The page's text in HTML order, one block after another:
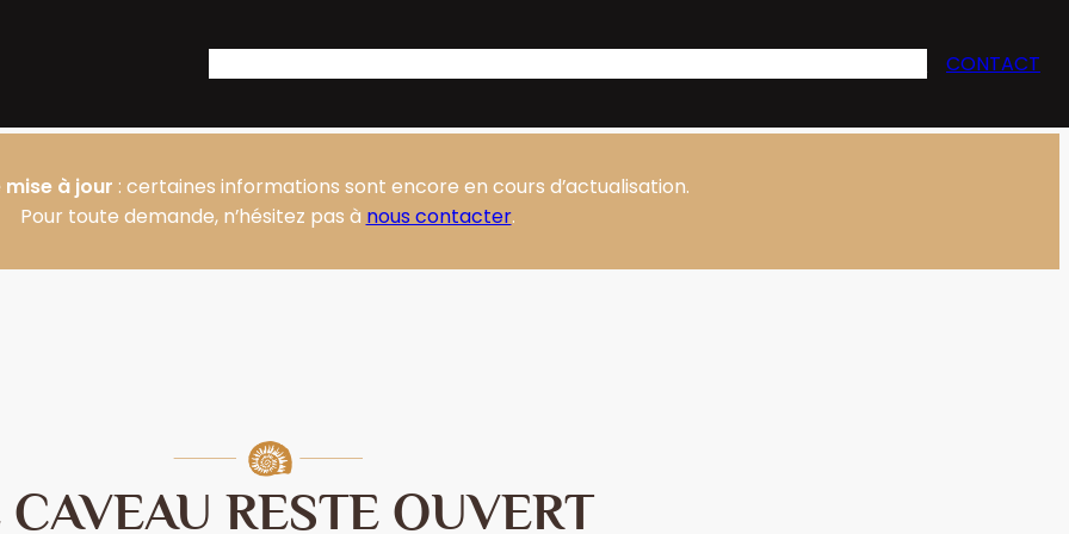
mise à jour : certaines informations sont encore en cours d’actualisation.
Pour toute demande, n’hésitez pas à nous contacter.
CONTACT
CAVEAU RESTE OUVERT